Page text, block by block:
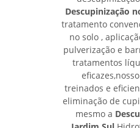
Descupinização
tratamento
no solo ,
pulverização e
tratamentos
treinados e
eliminação de
mesmo a